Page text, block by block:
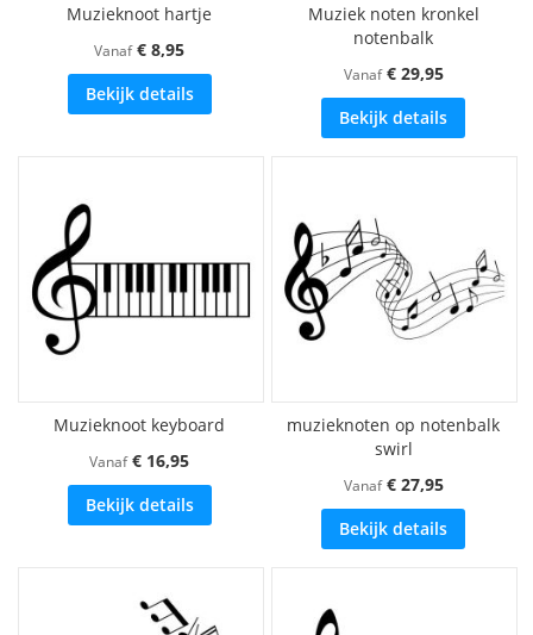
Muzieknoot hartje
Vanaf € 8,95
Bekijk details
Muziek noten kronkel
notenbalk
Vanaf € 29,95
Bekijk details
Muzieknoot keyboard
Vanaf € 16,95
Bekijk details
muzieknoten op notenbalk
swirl
Vanaf € 27,95
Bekijk details